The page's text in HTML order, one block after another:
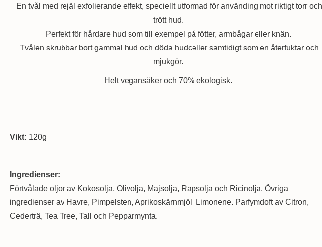
En tvål med rejäl exfolierande effekt, speciellt utformad för använding mot riktigt torr och
trött hud.
Perfekt för hårdare hud som till exempel på fötter, armbågar eller knän.
Tvålen skrubbar bort gammal hud och döda hudceller samtidigt som en återfuktar och
mjukgör.
Helt vegansäker och 70% ekologisk.
Vikt: 120g
Ingredienser:
Förtvålade oljor av Kokosolja, Olivolja, Majsolja, Rapsolja och Ricinolja. Övriga
ingredienser av Havre, Pimpelsten, Aprikoskärnmjöl, Limonene. Parfymdoft av Citron,
Cederträ, Tea Tree, Tall och Pepparmynta.